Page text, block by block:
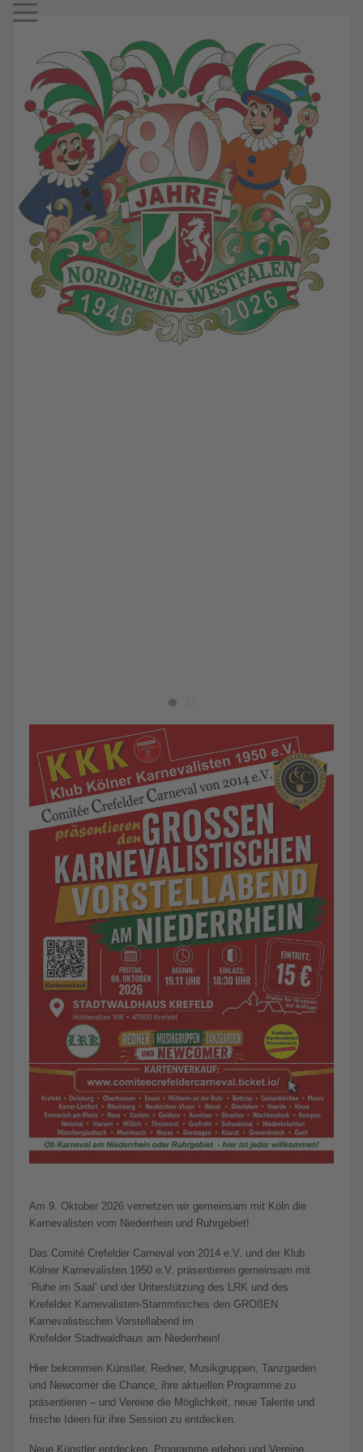
Mobile Menu Toggle
Am 9. Oktober 2026 vernetzen wir gemeinsam mit Köln die
Karnevalisten vom Niederrhein und Ruhrgebiet!
Das Comité Crefelder Carneval von 2014 e.V. und der Klub
Kölner Karnevalisten 1950 e.V. präsentieren gemeinsam mit
‘Ruhe im Saal’ und der Unterstützung des LRK und des
Krefelder Karnevalisten-Stammtisches den GROßEN
Karnevalistischen Vorstellabend im
Krefelder Stadtwaldhaus am Niederrhein!
Hier bekommen Künstler, Redner, Musikgruppen, Tanzgarden
und Newcomer die Chance, ihre aktuellen Programme zu
präsentieren – und Vereine die Möglichkeit, neue Talente und
frische Ideen für ihre Session zu entdecken.
Neue Künstler entdecken, Programme erleben und Vereine